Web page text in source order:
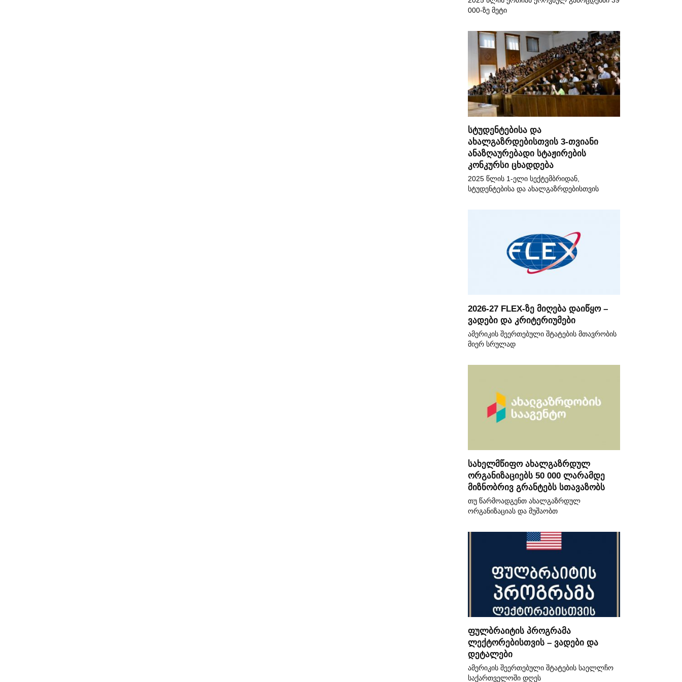
000-ზე მეტი
სტუდენტებისა და
ახალგაზრდებისთვის 3-თვიანი
ანაზღაურებადი სტაჟირების
კონკურსი ცხადდება
2025 წლის 1-ელი სექტემბრიდან,
სტუდენტებისა და ახალგაზრდებისთვის
2026-27 FLEX-ზე მიღება დაიწყო –
ვადები და კრიტერიუმები
ამერიკის შეერთებული შტატების მთავრობის
მიერ სრულად
სახელმწიფო ახალგაზრდულ
ორგანიზაციებს 50 000 ლარამდე
მიზნობრივ გრანტებს სთავაზობს
თუ წარმოადგენთ ახალგაზრდულ
ორგანიზაციას და მუშაობთ
ფულბრაიტის პროგრამა
ლექტორებისთვის – ვადები და
დეტალები
ამერიკის შეერთებული შტატების საელლჩო
საქართველოში დღეს